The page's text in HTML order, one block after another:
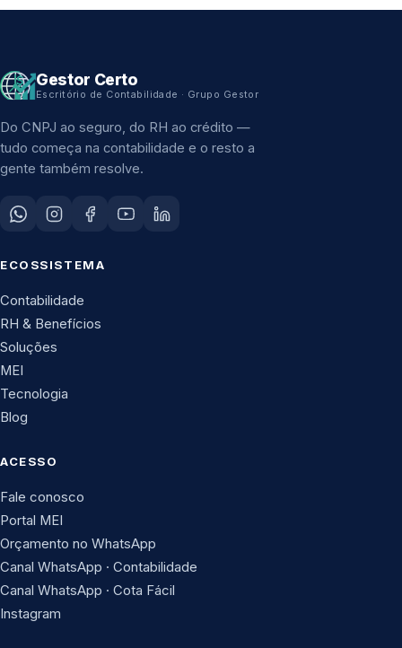
Gestor Certo
Escritório de Contabilidade · Grupo Gestor
Do CNPJ ao seguro, do RH ao crédito —
tudo começa na contabilidade e o resto a
gente também resolve.
ECOSSISTEMA
Contabilidade
RH & Benefícios
Soluções
MEI
Tecnologia
Blog
ACESSO
Fale conosco
Portal MEI
Orçamento no WhatsApp
Canal WhatsApp · Contabilidade
Canal WhatsApp · Cota Fácil
Instagram